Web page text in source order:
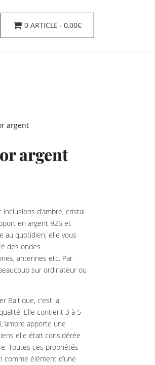
0 ARTICLE 0,00€
argent
argent
d’ambre, cristal
en argent 925 et
au quotidien, elle vous
des ondes
antennes etc. Par
sur ordinateur ou
Baltique, c’est la
Elle contient 3 à 5
apporte une
elle était considérée
Toutes ces propriétés
comme élément d’une